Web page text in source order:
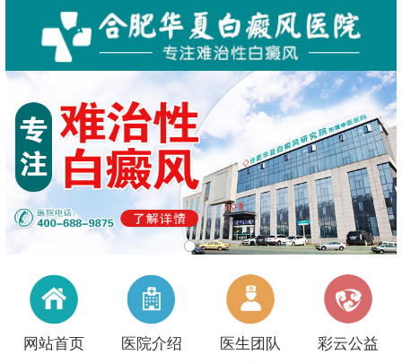
网站首页 医院介绍 医生团队 彩云公益